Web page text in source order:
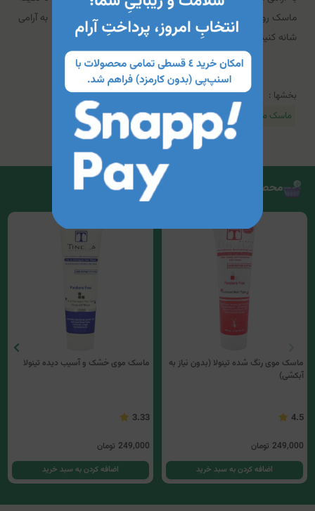
ماسک روی موهای مرطوب بماند و سپس آبکشی کرده و مو ها را به آرامی
شانه کنید.
بخشها :
ماسک مو
محصولات مرتبط
ماسک موی رنگ شده تینولا (بدون نیاز به
آبکشی)
4.5
249,000 تومان
اضافه کردن به سبد خرید
ماسک موی خشک و آسیب دیده تینولا
3.33
249,000 تومان
اضافه کردن به سبد خرید